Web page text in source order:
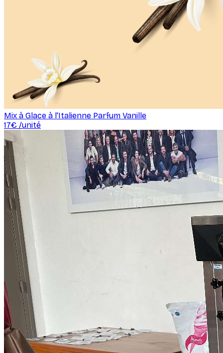
Mix à Glace à l'Italienne Parfum Vanille
17€ /unité